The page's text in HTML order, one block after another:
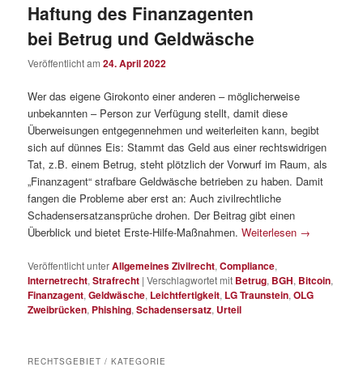
Haftung des Finanzagenten
bei Betrug und Geldwäsche
Veröffentlicht am24. April 2022
Wer das eigene Girokonto einer anderen – möglicherweise
unbekannten – Person zur Verfügung stellt, damit diese
Überweisungen entgegennehmen und weiterleiten kann, begibt
sich auf dünnes Eis: Stammt das Geld aus einer rechtswidrigen
Tat, z.B. einem Betrug, steht plötzlich der Vorwurf im Raum, als
„Finanzagent“ strafbare Geldwäsche betrieben zu haben. Damit
fangen die Probleme aber erst an: Auch zivilrechtliche
Schadensersatzansprüche drohen. Der Beitrag gibt einen
Überblick und bietet Erste-Hilfe-Maßnahmen.Weiterlesen →
Veröffentlicht unterAllgemeines Zivilrecht,Compliance,
Internetrecht,Strafrecht |Verschlagwortet mit Betrug, BGH, Bitcoin,
Finanzagent,Geldwäsche, Leichtfertigkeit, LG Traunstein,OLG
Zweibrücken, Phishing,Schadensersatz, Urteil
RECHTSGEBIET / KATEGORIE